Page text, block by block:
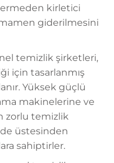
kirletici
giderilmesini
temizlik şirketleri,
için tasarlanmış
Yüksek güçlü
makinelerine ve
zorlu temizlik
üstesinden
sahiptirler.